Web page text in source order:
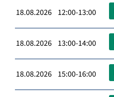
18.08.2026 12:00-13:00
18.08.2026 13:00-14:00
18.08.2026 15:00-16:00